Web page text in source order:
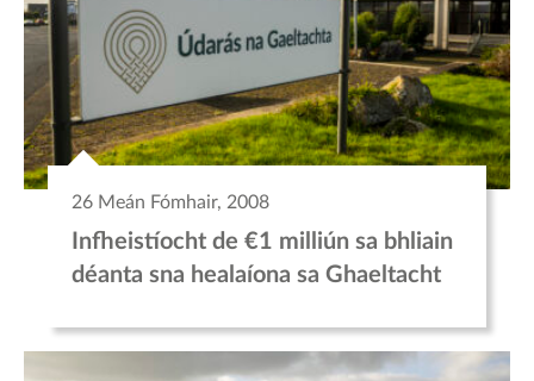
26 Meán Fómhair, 2008
Infheistíocht de €1 milliún sa bhliain
déanta sna healaíona sa Ghaeltacht